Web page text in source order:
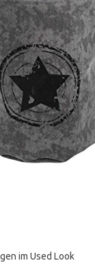
im Used Look